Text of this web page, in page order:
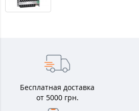
Бесплатная доставка
от 5000 грн.